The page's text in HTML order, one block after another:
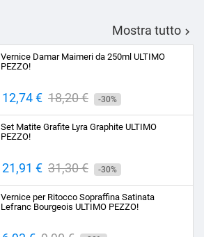
Mostra tutto 
Vernice Damar Maimeri da 250ml ULTIMO
PEZZO!
Prezzo
12,74 € Prezzo
base
18,20 € -30%
Set Matite Grafite Lyra Graphite ULTIMO
PEZZO!
Prezzo
21,91 € Prezzo
base
31,30 € -30%
Vernice per Ritocco Sopraffina Satinata
Lefranc Bourgeois ULTIMO PEZZO!